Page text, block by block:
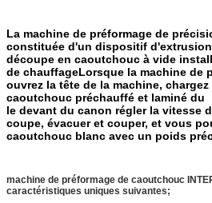
La machine de préformage de
constituée d'un dispositif
découpe en caoutchouc à vide
de chauffageLorsque la machine de
ouvrez la tête de la machine, chargez
caoutchouc préchauffé et laminé du
le devant du canon régler la vitesse
coupe, évacuer et couper, et vous
caoutchouc blanc avec un poids
machine de préformage de caoutchouc
caractéristiques uniques suivantes;